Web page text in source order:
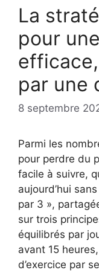
La
pour
par une
8 septembre
Parmi les
pour perdre du
facile à suivre,
aujourd’hui
par 3 »,
sur trois
équilibrés par
avant 15
d’exercice par